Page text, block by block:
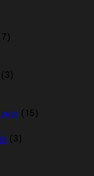
(3)
(15)
(3)